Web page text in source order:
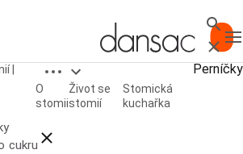
Hledat
Zavřít
|
Open breadcrumbs
Close breadcrumbs
O
stomii
Život se
stomií
Stomická
kuchařka
Perníčky
cukru